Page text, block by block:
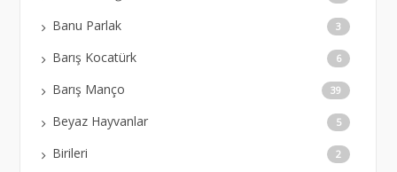
Banu Parlak 3
Barış Kocatürk 6
Barış Manço 39
Beyaz Hayvanlar 5
Birileri 2